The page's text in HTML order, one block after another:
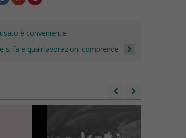
n di
è conveniente
si fa e quali lavorazioni comprende